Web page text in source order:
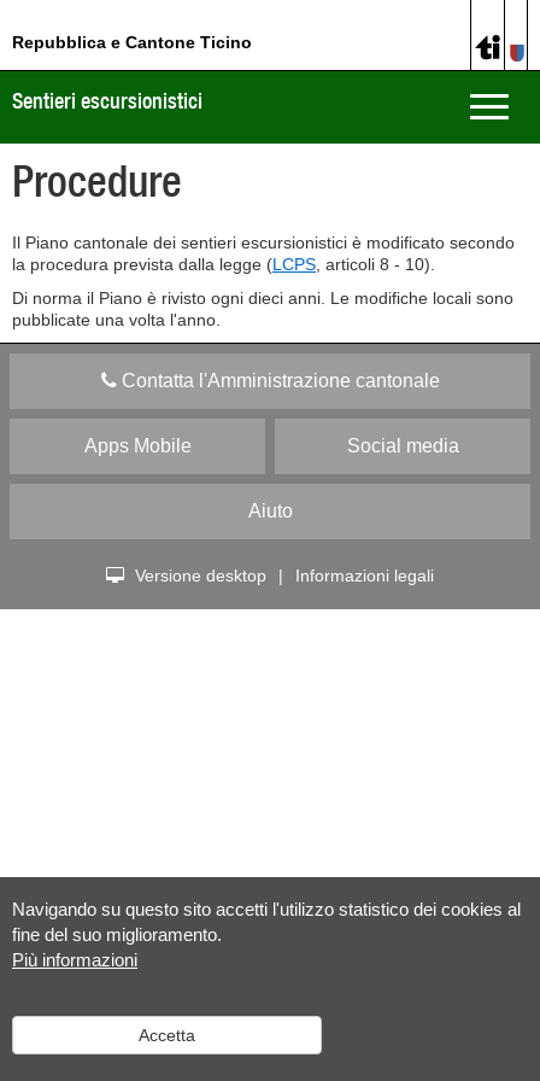
Navigando su questo sito accetti l'utilizzo statistico dei cookies al
fine del suo miglioramento.
Più informazioni
Accetta
Repubblica e Cantone Ticino
Toggle
Sentieri escursionistici
Procedure
Il Piano cantonale dei sentieri escursionistici è modificato secondo
la procedura prevista dalla legge (LCPS , articoli 8 - 10).
Di norma il Piano è rivisto ogni dieci anni. Le modifiche locali sono
pubblicate una volta l'anno.
Contatta l'Amministrazione cantonale
Apps Mobile Social media
Aiuto
Versione desktop | Informazioni legali